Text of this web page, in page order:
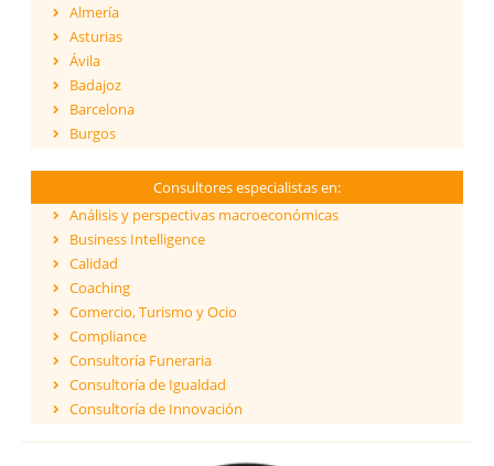
Almería
Asturias
Ávila
Badajoz
Barcelona
Burgos
Cantabria
Castellón
Ceuta
Ciudad Real
Córdoba
Cuenca
Girona
Granada
Guadalajara
Consultores especialistas en:
Análisis y perspectivas macroeconómicas
Business Intelligence
Calidad
Coaching
Comercio, Turismo y Ocio
Compliance
Consultoría Funeraria
Consultoría de Igualdad
Consultoría de Innovación
ESG - Environmental, Social & Governance